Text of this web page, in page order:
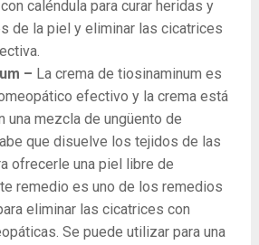
caléndula para curar heridas y
de la piel y eliminar las cicatrices
– La crema de tiosinaminum es
efectivo y la crema está
una mezcla de ungüento de
que disuelve los tejidos de las
ofrecerle una piel libre de
remedio es uno de los remedios
eliminar las cicatrices con
Se puede utilizar para una